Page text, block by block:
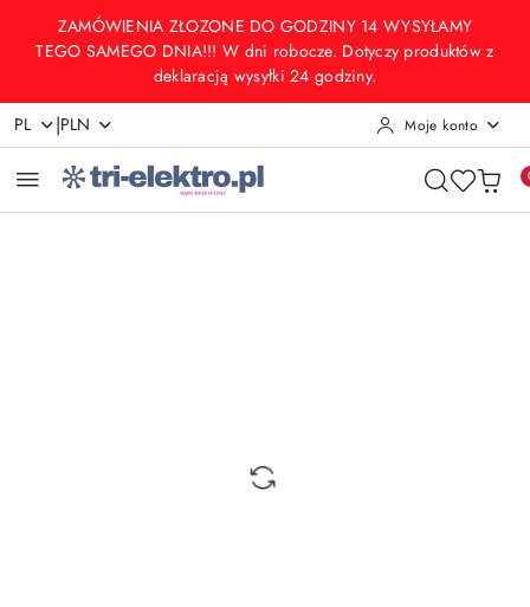
Przejdź do treści głównej
Przejdź do wyszukiwarki
Przejdź do moje konto
Przejdź do menu głównego
Przejdź do opisu produktu
Przejdź do stopki
ZAMÓWIENIA ZŁOZONE DO GODZINY 14 WYSYŁAMY
TEGO SAMEGO DNIA!!! W dni robocze. Dotyczy produktów z
deklaracją wysyłki 24 godziny.
PL |PLN Moje konto